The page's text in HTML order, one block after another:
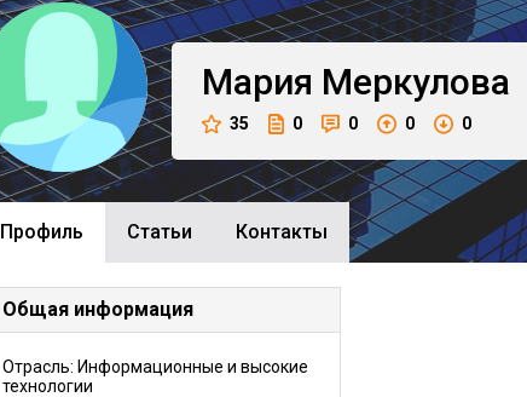
Мария Меркулова
35 0 0 0 0
Профиль Cтатьи Контакты
Общая информация
Отрасль: Информационные и высокие
технологии